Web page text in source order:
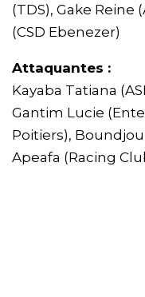
(TDS), Gake Reine
(CSD Ebenezer)
Attaquantes :
Kayaba Tatiana
Gantim Lucie
Poitiers), Boundjou
Apeafa (Racing